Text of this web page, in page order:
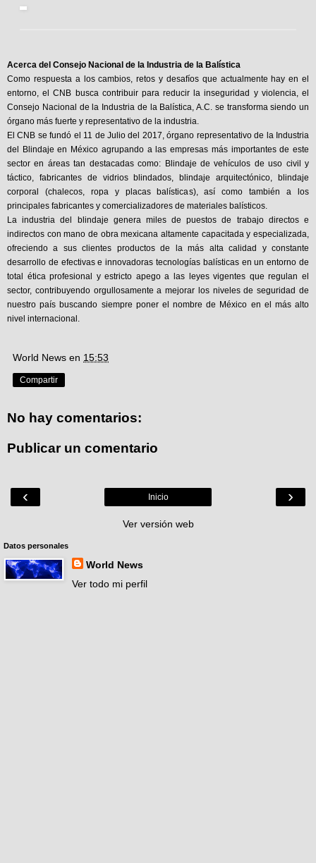
Acerca del Consejo Nacional de la Industria de la Balística
Como respuesta a los cambios, retos y desafíos que actualmente hay en el
entorno, el CNB busca contribuir para reducir la inseguridad y violencia, el
Consejo Nacional de la Industria de la Balística, A.C. se transforma siendo un
órgano más fuerte y representativo de la industria.
El CNB se fundó el 11 de Julio del 2017, órgano representativo de la Industria
del Blindaje en México agrupando a las empresas más importantes de este
sector en áreas tan destacadas como: Blindaje de vehículos de uso civil y
táctico, fabricantes de vidrios blindados, blindaje arquitectónico, blindaje
corporal (chalecos, ropa y placas balísticas), así como también a los
principales fabricantes y comercializadores de materiales balísticos.
La industria del blindaje genera miles de puestos de trabajo directos e
indirectos con mano de obra mexicana altamente capacitada y especializada,
ofreciendo a sus clientes productos de la más alta calidad y constante
desarrollo de efectivas e innovadoras tecnologías balísticas en un entorno de
total ética profesional y estricto apego a las leyes vigentes que regulan el
sector, contribuyendo orgullosamente a mejorar los niveles de seguridad de
nuestro país buscando siempre poner el nombre de México en el más alto
nivel internacional.
World News en 15:53
Compartir
No hay comentarios:
Publicar un comentario
‹ ›
Inicio
Ver versión web
Datos personales
World News
Ver todo mi perfil